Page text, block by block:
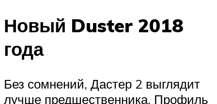
Новый Duster 2018
года
Без сомнений, Дастер 2 выглядит
лучше предшественника. Профиль